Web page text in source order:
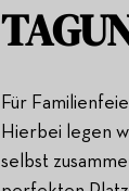
Für
Hierbei legen
selbst